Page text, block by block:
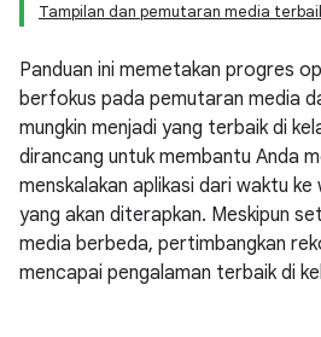
Tampilan dan pemutaran media
Panduan ini memetakan progres
berfokus pada pemutaran media
mungkin menjadi yang terbaik di
dirancang untuk membantu Anda
menskalakan aplikasi dari waktu
yang akan diterapkan. Meskipun
media berbeda, pertimbangkan
mencapai pengalaman terbaik di